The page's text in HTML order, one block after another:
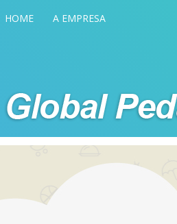
HOME A EMPRESA